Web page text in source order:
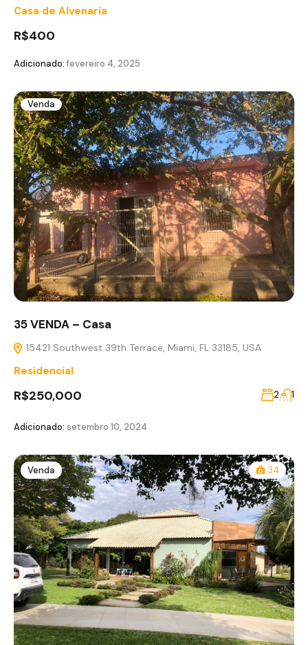
Casa de Alvenaria
R$400
Adicionado:fevereiro 4, 2025
Venda
35 VENDA – Casa
15421 Southwest 39th Terrace, Miami, FL 33185, USA
Residencial
R$250,000 2 1
Adicionado: setembro 10, 2024
Venda 34